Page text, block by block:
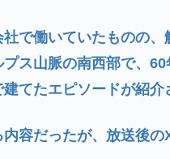
社で働いていたものの
ス山脈の南西部で、
てたエピソードが紹介
容だったが、放送後の